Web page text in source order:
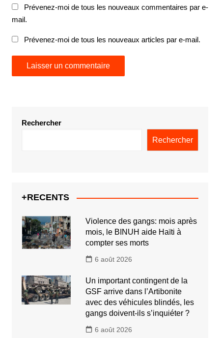
Prévenez-moi de tous les nouveaux commentaires par e-
mail.
Prévenez-moi de tous les nouveaux articles par e-mail.
Rechercher
Rechercher
+RECENTS
Violence des gangs: mois après
mois, le BINUH aide Haïti à
compter ses morts
6 août 2026
Un important contingent de la
GSF arrive dans l’Artibonite
avec des véhicules blindés, les
gangs doivent-ils s’inquiéter ?
6 août 2026